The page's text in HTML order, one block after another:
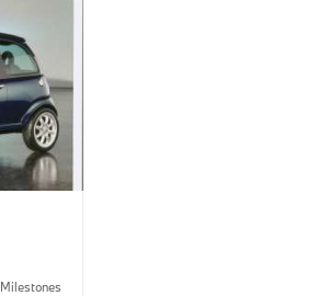
Milestones